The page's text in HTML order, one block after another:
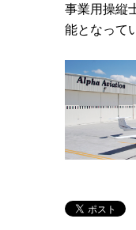
事業用操縦
能となって